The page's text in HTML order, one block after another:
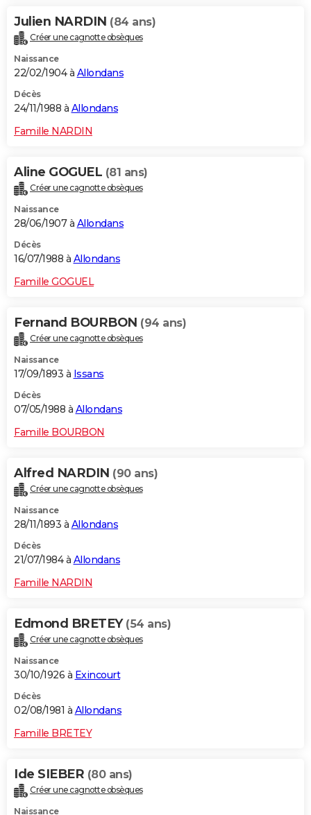
Julien NARDIN (84 ans)
Créer une cagnotte obsèques
Naissance
22/02/1904 à Allondans
Décès
24/11/1988 à Allondans
Famille NARDIN
Aline GOGUEL (81 ans)
Créer une cagnotte obsèques
Naissance
28/06/1907 à Allondans
Décès
16/07/1988 à Allondans
Famille GOGUEL
Fernand BOURBON (94 ans)
Créer une cagnotte obsèques
Naissance
17/09/1893 à Issans
Décès
07/05/1988 à Allondans
Famille BOURBON
Alfred NARDIN (90 ans)
Créer une cagnotte obsèques
Naissance
28/11/1893 à Allondans
Décès
21/07/1984 à Allondans
Famille NARDIN
Edmond BRETEY (54 ans)
Créer une cagnotte obsèques
Naissance
30/10/1926 à Exincourt
Décès
02/08/1981 à Allondans
Famille BRETEY
Ide SIEBER (80 ans)
Créer une cagnotte obsèques
Naissance